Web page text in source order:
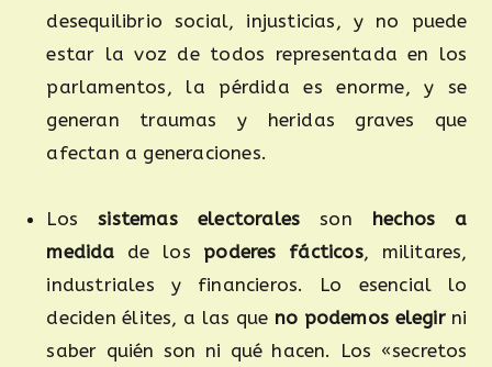
desequilibrio social, injusticias, y no puede
estar la voz de todos representada en los
parlamentos, la pérdida es enorme, y se
generan traumas y heridas graves que
afectan a generaciones.
Lossistemas electorales son hechos a
medida de los poderes fácticos, militares,
industriales y financieros. Lo esencial lo
deciden élites, a las que no podemos elegirni
saber quién son ni qué hacen. Los «secretos